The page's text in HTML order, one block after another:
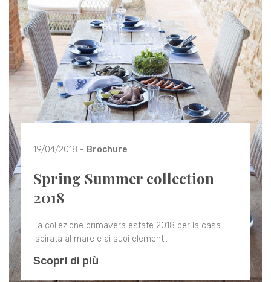
19/04/2018 - Brochure
Spring Summer collection
2018
La collezione primavera estate 2018 per la casa
ispirata al mare e ai suoi elementi.
Scopri di più